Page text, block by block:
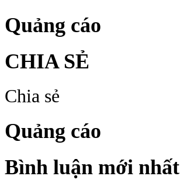
Quảng cáo
CHIA SẺ
Chia sẻ
Quảng cáo
Bình luận mới nhất